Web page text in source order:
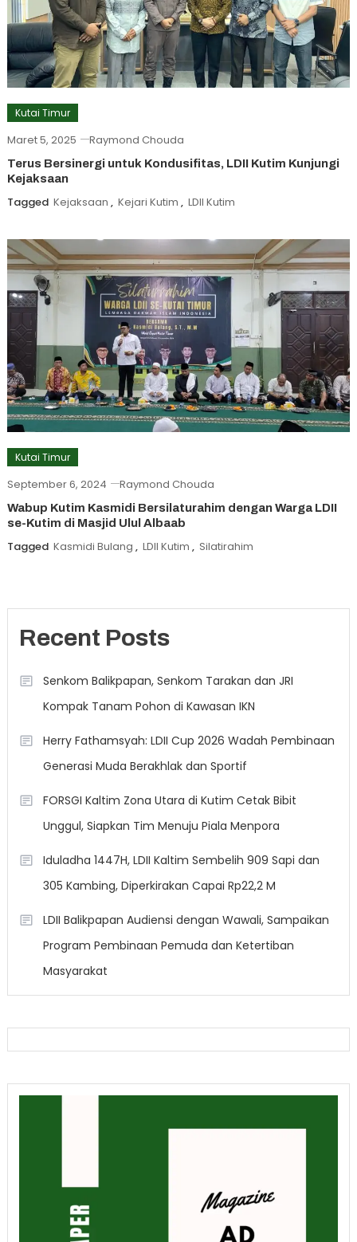
Kutai Timur
Maret 5, 2025 Raymond Chouda
Terus Bersinergi untuk Kondusifitas, LDII Kutim Kunjungi
Kejaksaan
Tagged Kejaksaan , Kejari Kutim , LDII Kutim
Kutai Timur
September 6, 2024 Raymond Chouda
Wabup Kutim Kasmidi Bersilaturahim dengan Warga LDII
se-Kutim di Masjid Ulul Albaab
Tagged Kasmidi Bulang , LDII Kutim , Silatirahim
Recent Posts
Senkom Balikpapan, Senkom Tarakan dan JRI
Kompak Tanam Pohon di Kawasan IKN
Herry Fathamsyah: LDII Cup 2026 Wadah Pembinaan
Generasi Muda Berakhlak dan Sportif
FORSGI Kaltim Zona Utara di Kutim Cetak Bibit
Unggul, Siapkan Tim Menuju Piala Menpora
Iduladha 1447H, LDII Kaltim Sembelih 909 Sapi dan
305 Kambing, Diperkirakan Capai Rp22,2 M
LDII Balikpapan Audiensi dengan Wawali, Sampaikan
Program Pembinaan Pemuda dan Ketertiban
Masyarakat